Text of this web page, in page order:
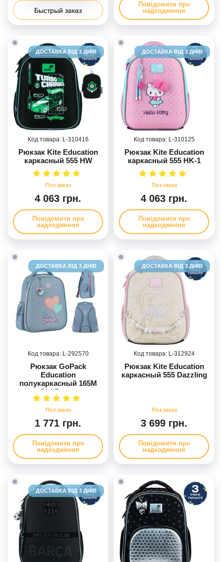
Быстрый заказ
Повідомити про
надходження
ДОСТАВКА ВІД 3 ДНІВ
310416
Рюкзак Kite Education
каркасный 555 HW
4 063 грн.
Повідомити про
надходження
ДОСТАВКА ВІД 3 ДНІВ
310125
Рюкзак Kite Education
каркасный 555 HK-1
4 063 грн.
Повідомити про
надходження
ДОСТАВКА ВІД 3 ДНІВ
292570
Рюкзак GoPack
Education
полукаркасный 165M
Girl Power
1 771 грн.
Повідомити про
надходження
ДОСТАВКА ВІД 3 ДНІВ
312924
Рюкзак Kite Education
каркасный 555 Dazzling
3 699 грн.
Повідомити про
надходження
ДОСТАВКА ВІД 3 ДНІВ